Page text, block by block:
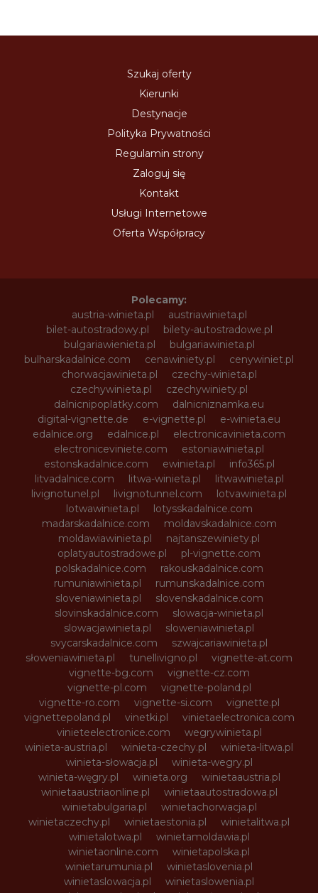
Szukaj oferty
Kierunki
Destynacje
Polityka Prywatności
Regulamin strony
Zaloguj się
Kontakt
Usługi Internetowe
Oferta Współpracy
Polecamy:
austria-winieta.pl
austriawinieta.pl
bilet-autostradowy.pl
bilety-autostradowe.pl
bulgariawienieta.pl
bulgariawinieta.pl
bulharskadalnice.com
cenawiniety.pl
cenywiniet.pl
chorwacjawinieta.pl
czechy-winieta.pl
czechywinieta.pl
czechywiniety.pl
dalnicnipoplatky.com
dalnicniznamka.eu
digital-vignette.de
e-vignette.pl
e-winieta.eu
edalnice.org
edalnice.pl
electronicavinieta.com
electroniceviniete.com
estoniawinieta.pl
estonskadalnice.com
ewinieta.pl
info365.pl
litvadalnice.com
litwa-winieta.pl
litwawinieta.pl
livignotunel.pl
livignotunnel.com
lotvawinieta.pl
lotwawinieta.pl
lotysskadalnice.com
madarskadalnice.com
moldavskadalnice.com
moldawiawinieta.pl
najtanszewiniety.pl
oplatyautostradowe.pl
pl-vignette.com
polskadalnice.com
rakouskadalnice.com
rumuniawinieta.pl
rumunskadalnice.com
sloveniawinieta.pl
slovenskadalnice.com
slovinskadalnice.com
slowacja-winieta.pl
slowacjawinieta.pl
sloweniawinieta.pl
svycarskadalnice.com
szwajcariawinieta.pl
słoweniawinieta.pl
tunellivigno.pl
vignette-at.com
vignette-bg.com
vignette-cz.com
vignette-pl.com
vignette-poland.pl
vignette-ro.com
vignette-si.com
vignette.pl
vignettepoland.pl
vinetki.pl
vinietaelectronica.com
vinieteelectronice.com
wegrywinieta.pl
winieta-austria.pl
winieta-czechy.pl
winieta-litwa.pl
winieta-słowacja.pl
winieta-wegry.pl
winieta-węgry.pl
winieta.org
winietaaustria.pl
winietaaustriaonline.pl
winietaautostradowa.pl
winietabulgaria.pl
winietachorwacja.pl
winietaczechy.pl
winietaestonia.pl
winietalitwa.pl
winietalotwa.pl
winietamoldawia.pl
winietaonline.com
winietapolska.pl
winietarumunia.pl
winietaslovenia.pl
winietaslowacja.pl
winietaslowenia.pl